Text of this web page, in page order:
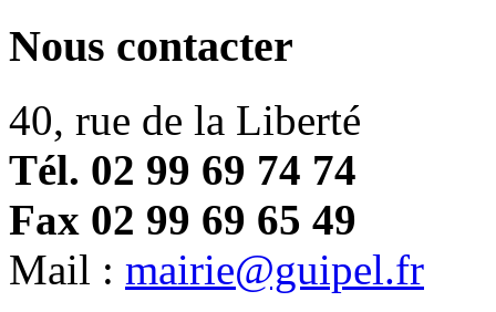
Nous contacter
40, rue de la Liberté
Tél. 02 99 69 74 74
Fax 02 99 69 65 49
Mail : mairie@guipel.fr